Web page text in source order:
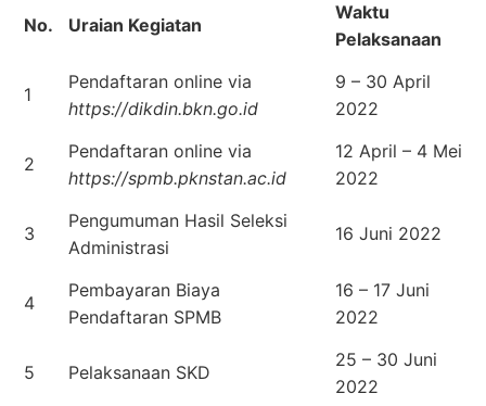
No. Uraian Kegiatan
Waktu
Pelaksanaan
1
Pendaftaran online via
https://dikdin.bkn.go.id
9 – 30 April
2022
2
Pendaftaran online via
https://spmb.pknstan.ac.id
12 April – 4 Mei
2022
3
Pengumuman Hasil Seleksi
Administrasi
16 Juni 2022
4
Pembayaran Biaya
Pendaftaran SPMB
16 – 17 Juni
2022
5 Pelaksanaan SKD
25 – 30 Juni
2022